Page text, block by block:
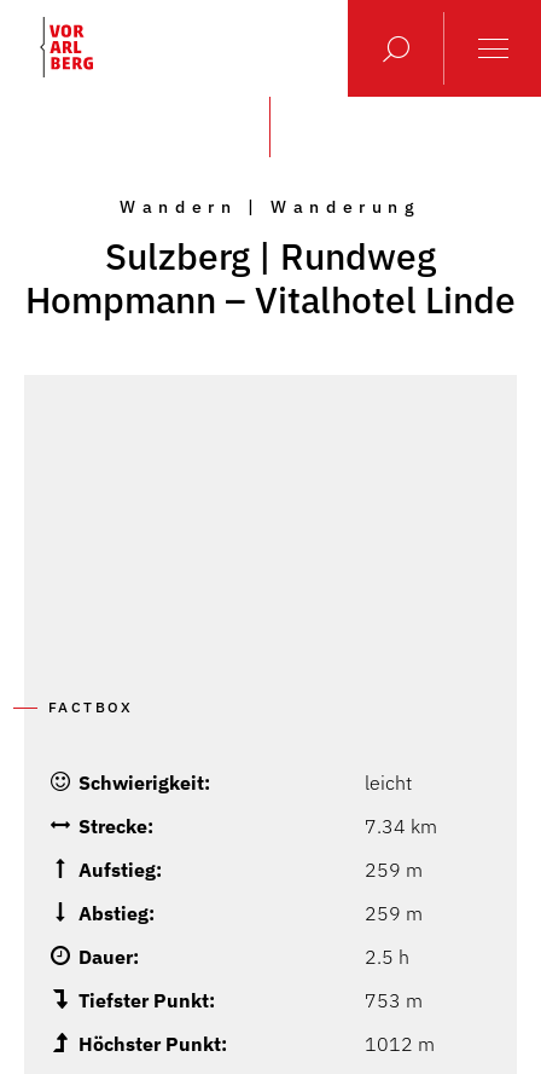
Wandern | Wanderung
Sulzberg | Rundweg
Hompmann – Vitalhotel Linde
FACTBOX
Schwierigkeit:
leicht
Strecke:
7.34 km
Aufstieg:
259 m
Abstieg:
259 m
Dauer:
2.5 h
Tiefster Punkt:
753 m
Höchster Punkt:
1012 m